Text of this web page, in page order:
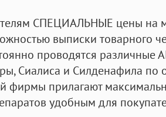
СПЕЦИАЛЬНЫЕ цены на
выписки товарного
проводятся
Сиалиса и Силденафила по
фирмы прилагают
удобным для